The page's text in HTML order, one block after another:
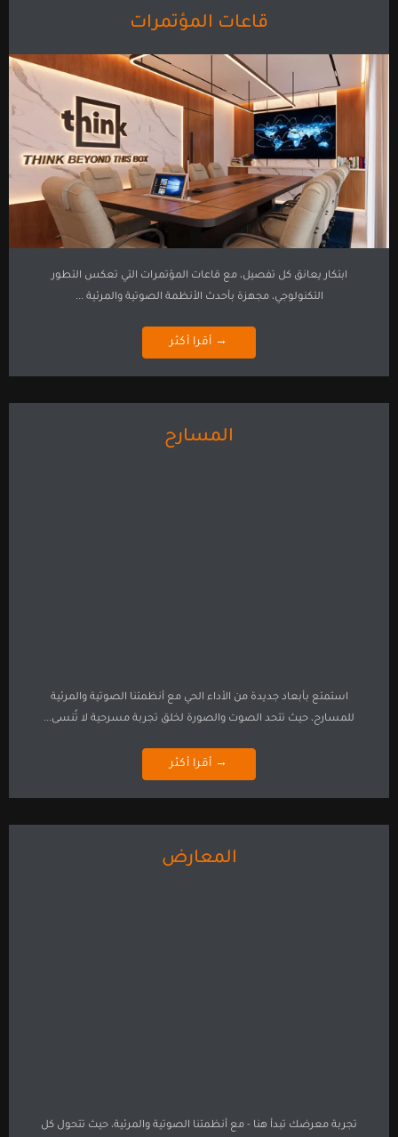
قاعات المؤتمرات
ابتكار يعانق كل تفصيل، مع قاعات المؤتمرات التي تعكس التطور
التكنولوجي، مجهزة بأحدث الأنظمة الصوتية والمرئية ...
→ أقرا أكثر
المسارح
استمتع بأبعاد جديدة من الأداء الحي مع أنظمتنا الصوتية والمرئية
للمسارح، حيث تتحد الصوت والصورة لخلق تجربة مسرحية لا تُنسى...
→ أقرا أكثر
المعارض
تجربة معرضك تبدأ هنا - مع أنظمتنا الصوتية والمرئية، حيث تتحول كل